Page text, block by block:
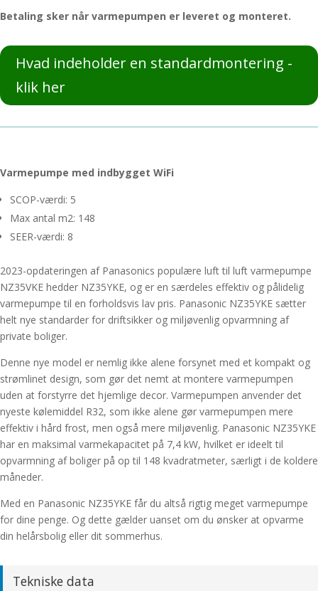
standardmontering
Betaling sker når varmepumpen er leveret og monteret.
Hvad indeholder en standardmontering -
klik her
Varmepumpe med indbygget WiFi
SCOP-værdi: 5
Max antal m2: 148
SEER-værdi: 8
2023-opdateringen af Panasonics populære luft til luft varmepumpe
NZ35VKE hedder NZ35YKE, og er en særdeles effektiv og pålidelig
varmepumpe til en forholdsvis lav pris. Panasonic NZ35YKE sætter
helt nye standarder for driftsikker og miljøvenlig opvarmning af
private boliger.
Denne nye model er nemlig ikke alene forsynet med et kompakt og
strømlinet design, som gør det nemt at montere varmepumpen
uden at forstyrre det hjemlige decor. Varmepumpen anvender det
nyeste kølemiddel R32, som ikke alene gør varmepumpen mere
effektiv i hård frost, men også mere miljøvenlig. Panasonic NZ35YKE
har en maksimal varmekapacitet på 7,4 kW, hvilket er ideelt til
opvarmning af boliger på op til 148 kvadratmeter, særligt i de koldere
måneder.
Med en Panasonic NZ35YKE får du altså rigtig meget varmepumpe
for dine penge. Og dette gælder uanset om du ønsker at opvarme
din helårsbolig eller dit sommerhus.
Tekniske data